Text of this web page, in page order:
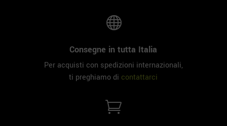

Consegne in tutta Italia
Per acquisti con spedizioni internazionali,
ti preghiamo di contattarci
